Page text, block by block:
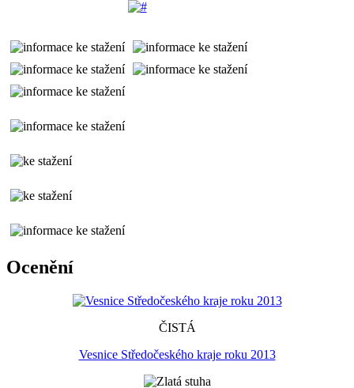
Ocenění
ČISTÁ
Vesnice Středočeského kraje roku 2013